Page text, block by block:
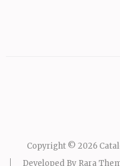
Copyright © 2026
Developed By Rara